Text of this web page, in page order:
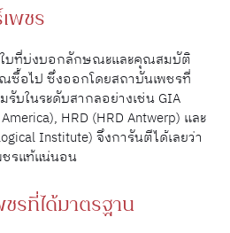
พชร
ใบที่บ่งบอกลักษณะและคุณสมบัติ
ซื้อไป ซึ่งออกโดยสถาบันเพชรที่
บในระดับสากลอย่างเช่น GIA
HRD (HRD Antwerp) และ
Institute) จึงการันตีได้เลยว่า
รแท้แน่นอน
ชรที่ได้มาตรฐาน